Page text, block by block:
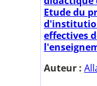
Etude du
effectives
Auteur :